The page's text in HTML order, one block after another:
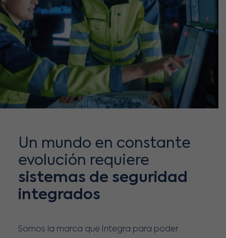
Un mundo en constante
evolución requiere
sistemas de seguridad
integrados
Somos la marca que integra para poder